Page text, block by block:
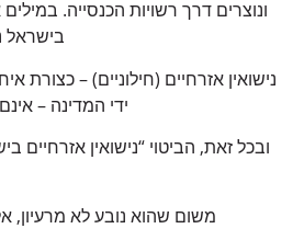
ונוצרים דרך רשויות הכנסייה. במילים
בישראל
נישואין אזרחיים (חילוניים) – כצורת
ידי המדינה – אינם
ובכל זאת, הביטוי “נישואין אזרחיים
משום שהוא נובע לא מרעיון,